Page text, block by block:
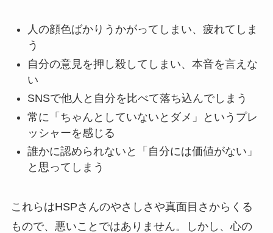
人の顔色ばかりうかがってしまい、疲れてしま
う
自分の意見を押し殺してしまい、本音を言えな
い
SNSで他人と自分を比べて落ち込んでしまう
常に「ちゃんとしていないとダメ」というプレ
ッシャーを感じる
誰かに認められないと「自分には価値がない」
と思ってしまう
これらはHSPさんのやさしさや真面目さからくる
もので、悪いことではありません。しかし、心の